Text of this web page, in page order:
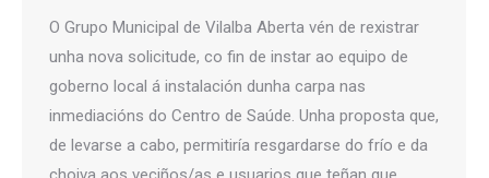
O Grupo Municipal de Vilalba Aberta vén de rexistrar
unha nova solicitude, co fin de instar ao equipo de
goberno local á instalación dunha carpa nas
inmediacións do Centro de Saúde. Unha proposta que,
de levarse a cabo, permitiría resgardarse do frío e da